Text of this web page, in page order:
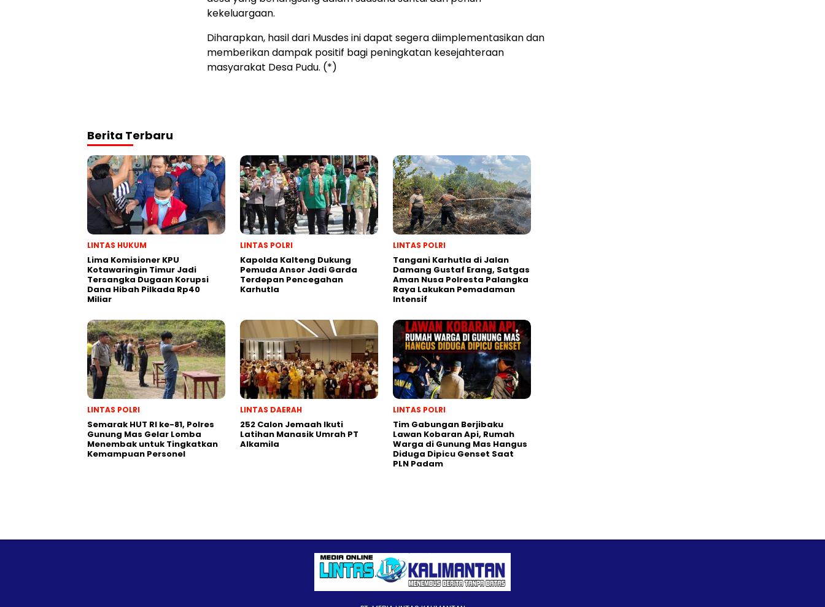
kekeluargaan.
Diharapkan, hasil dari Musdes ini dapat segera diimplementasikan dan
memberikan dampak positif bagi peningkatan kesejahteraan
masyarakat Desa Pudu. (*)
Berita Terbaru
LINTAS HUKUM
Lima Komisioner KPU
Kotawaringin Timur Jadi
Tersangka Dugaan Korupsi
Dana Hibah Pilkada Rp40
Miliar
LINTAS POLRI
Kapolda Kalteng Dukung
Pemuda Ansor Jadi Garda
Terdepan Pencegahan
Karhutla
LINTAS POLRI
Tangani Karhutla di Jalan
Damang Gustaf Erang, Satgas
Aman Nusa Polresta Palangka
Raya Lakukan Pemadaman
Intensif
LINTAS POLRI
Semarak HUT RI ke-81, Polres
Gunung Mas Gelar Lomba
Menembak untuk Tingkatkan
Kemampuan Personel
LINTAS DAERAH
252 Calon Jemaah Ikuti
Latihan Manasik Umrah PT
Alkamila
LINTAS POLRI
Tim Gabungan Berjibaku
Lawan Kobaran Api, Rumah
Warga di Gunung Mas Hangus
Diduga Dipicu Genset Saat
PLN Padam